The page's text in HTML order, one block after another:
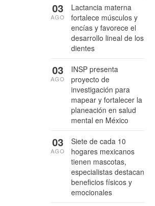
Lactancia materna
fortalece músculos y
encías y favorece el
desarrollo lineal de los
dientes
03
AGO
INSP presenta
proyecto de
investigación para
mapear y fortalecer la
planeación en salud
mental en México
03
AGO
Siete de cada 10
hogares mexicanos
tienen mascotas,
especialistas destacan
beneficios físicos y
emocionales
03
AGO